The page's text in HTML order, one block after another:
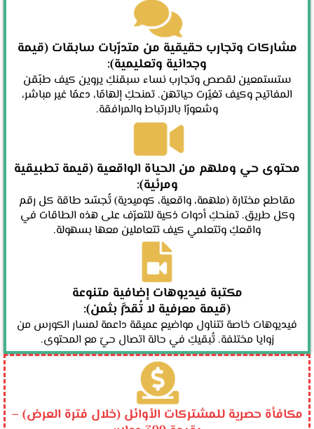
مشاركات وتجارب حقيقية من متدرّبات سابقات (قيمة
وجدانية وتعليمية):
ستستمعين لقصص وتجارب نساء سبقنكِ يروين كيف طبّقن
المفاتيح وكيف تغيّرت حياتهن. تمنحكِ إلهامًا، دعمًا غير مباشر،
وشعورًا بالارتباط والمرافقة.
محتوى حي وملهم من الحياة الواقعية (قيمة تطبيقية
ومرئية):
مقاطع مختارة (ملهمة، واقعية، كوميدية) تُجسّد طاقة كل رقم
وكل طريق. تمنحكِ أدوات ذكية للتعرّف على هذه الطاقات في
واقعكِ وتتعلمي كيف تتعاملين معها بسهولة.
مكتبة فيديوهات إضافية متنوعة
(قيمة معرفية لا تُقدَّر بثمن):
فيديوهات خاصة تتناول مواضيع عميقة داعمة لمسار الكورس من
زوايا مختلفة. تُبقيكِ في حالة اتصال حيّ مع المحتوى.
مكافأة حصرية للمشتركات الأوائل (خلال فترة العرض) –